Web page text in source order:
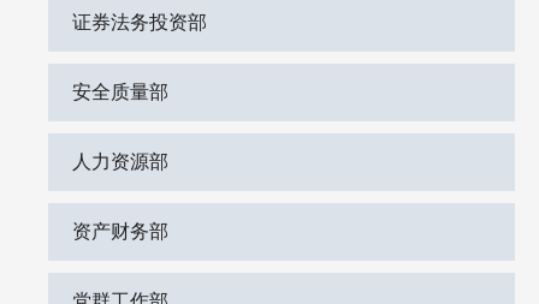
证券法务投资部
安全质量部
人力资源部
资产财务部